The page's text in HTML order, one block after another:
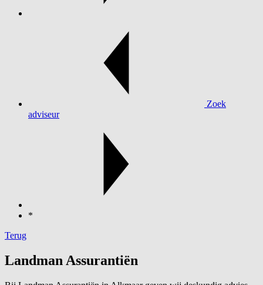
Zoek
adviseur
*
Terug
Landman Assurantiën